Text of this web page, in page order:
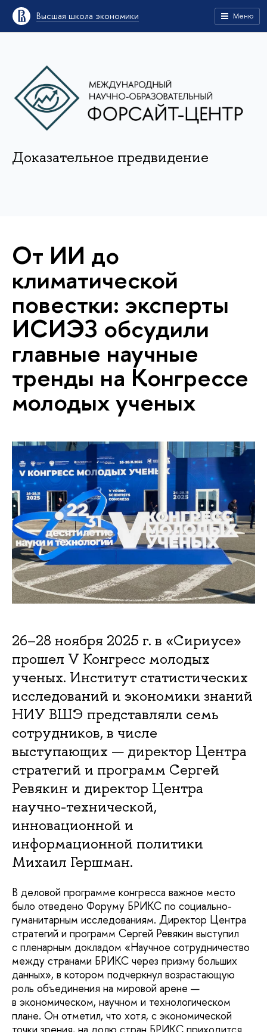
Высшая школа экономики Меню
Доказательное предвидение
От ИИ до
климатической
повестки: эксперты
ИСИЭЗ обсудили
главные научные
тренды на Конгрессе
молодых ученых
26–28 ноября 2025 г. в «Сириусе»
прошел V Конгресс молодых
ученых. Институт статистических
исследований и экономики знаний
НИУ ВШЭ представляли семь
сотрудников, в числе
выступающих — директор Центра
стратегий и программ Сергей
Ревякин и директор Центра
научно-технической,
инновационной и
информационной политики
Михаил Гершман.
В деловой программе конгресса важное место
было отведено Форуму БРИКС по социально-
гуманитарным исследованиям. Директор Центра
стратегий и программ Сергей Ревякин выступил
с пленарным докладом «Научное сотрудничество
между странами БРИКС через призму больших
данных», в котором подчеркнул возрастающую
роль объединения на мировой арене —
в экономическом, научном и технологическом
плане. Он отметил, что хотя, с экономической